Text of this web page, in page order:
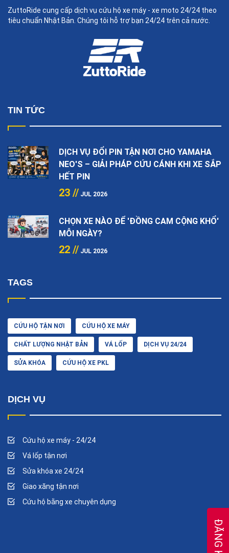
ĐĂNG KÝ
ZuttoRide cung cấp dịch vụ cứu hộ xe máy - xe moto 24/24 theo
tiêu chuẩn Nhật Bản. Chúng tôi hỗ trợ bạn 24/24 trên cả nước.
TIN TỨC
DỊCH VỤ ĐỔI PIN TẬN NƠI CHO YAMAHA
NEO'S – GIẢI PHÁP CỨU CÁNH KHI XE SẮP
HẾT PIN
23 // JUL 2026
CHỌN XE NÀO ĐỂ 'ĐỒNG CAM CỘNG KHỔ'
MỖI NGÀY?
22 // JUL 2026
TAGS
CỨU HỘ TẬN NƠI CỨU HỘ XE MÁY
CHẤT LƯỢNG NHẬT BẢN VÁ LỐP DỊCH VỤ 24/24
SỬA KHÓA CỨU HỘ XE PKL
DỊCH VỤ
Cứu hộ xe máy - 24/24
Vá lốp tận nơi
Sửa khóa xe 24/24
Giao xăng tận nơi
Cứu hộ bằng xe chuyên dụng